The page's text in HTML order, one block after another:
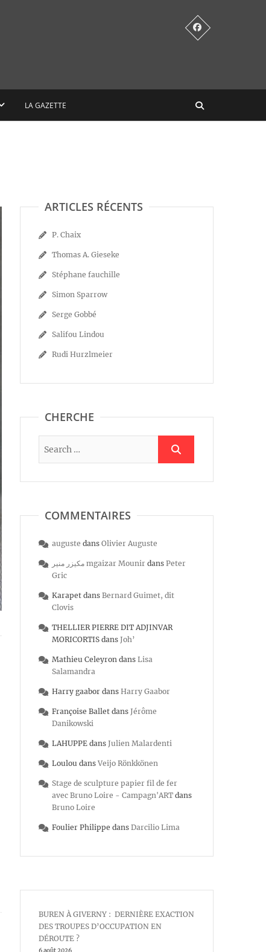
LA GAZETTE
ARTICLES RÉCENTS
P. Chaix
Thomas A. Gieseke
Stéphane fauchille
Simon Sparrow
Serge Gobbé
Salifou Lindou
Rudi Hurzlmeier
CHERCHE
COMMENTAIRES
auguste dans Olivier Auguste
مكيزر منير mgaizar Mounir dans Peter
Gric
Karapet dans Bernard Guimet, dit
Clovis
THELLIER PIERRE DIT ADJINVAR
MORICORTIS dans Joh’
Mathieu Celeyron dans Lisa
Salamandra
Harry gaabor dans Harry Gaabor
Françoise Ballet dans Jérôme
Danikowski
LAHUPPE dans Julien Malardenti
Loulou dans Veijo Rönkkönen
Stage de sculpture papier fil de fer
avec Bruno Loire - Campagn'ART dans
Bruno Loire
Foulier Philippe dans Darcilio Lima
BUREN À GIVERNY : DERNIÈRE EXACTION
DES TROUPES D’OCCUPATION EN
DÉROUTE ?